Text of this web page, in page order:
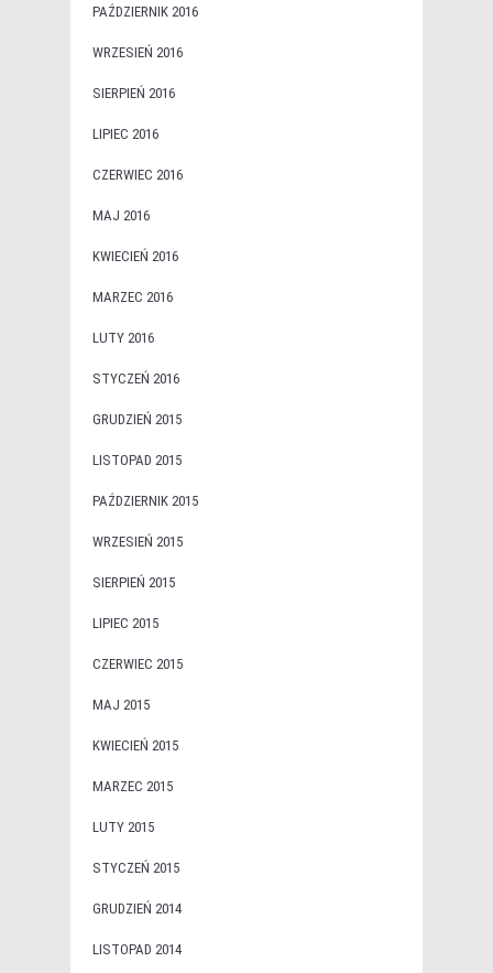
PAŹDZIERNIK 2016
WRZESIEŃ 2016
SIERPIEŃ 2016
LIPIEC 2016
CZERWIEC 2016
MAJ 2016
KWIECIEŃ 2016
MARZEC 2016
LUTY 2016
STYCZEŃ 2016
GRUDZIEŃ 2015
LISTOPAD 2015
PAŹDZIERNIK 2015
WRZESIEŃ 2015
SIERPIEŃ 2015
LIPIEC 2015
CZERWIEC 2015
MAJ 2015
KWIECIEŃ 2015
MARZEC 2015
LUTY 2015
STYCZEŃ 2015
GRUDZIEŃ 2014
LISTOPAD 2014